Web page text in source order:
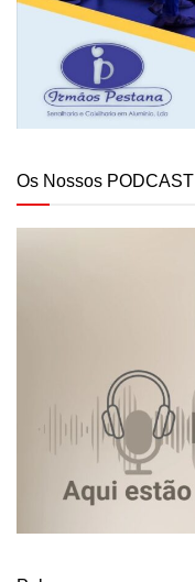
Os Nossos PODCAST